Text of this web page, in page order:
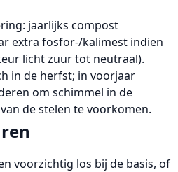
jaarlijks compost
extra fosfor-/kalimest indien
licht zuur tot neutraal).
in de herfst; in voorjaar
om schimmel in de
de stelen te voorkomen.
voorzichtig los bij de basis, of